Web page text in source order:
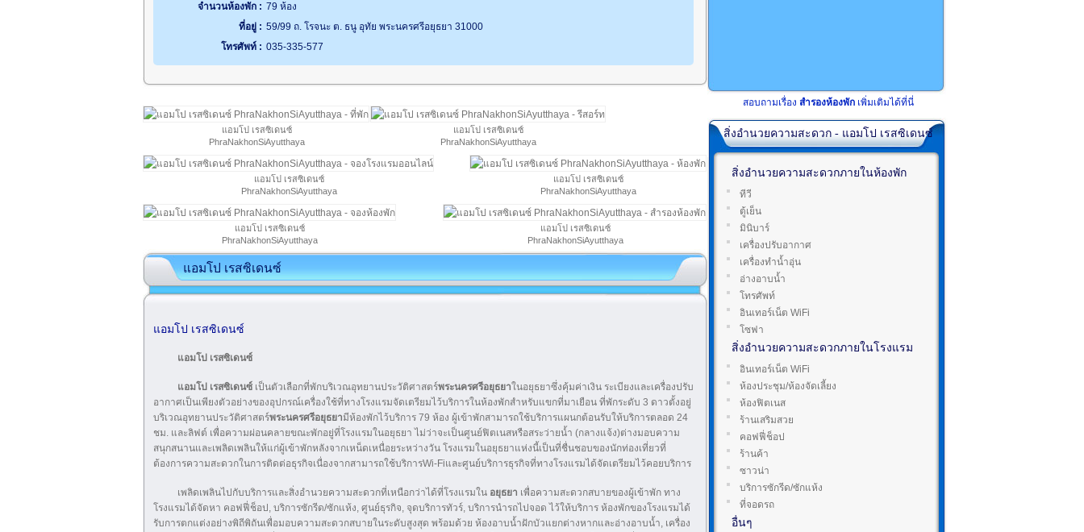
จำนวนห้องพัก : 79 ห้อง
ที่อยู่ : 59/99 ถ. โรจนะ ต. ธนู อุทัย พระนครศรีอยุธยา 31000
โทรศัพท์ : 035-335-577
แอมโป เรสซิเดนซ์
PhraNakhonSiAyutthaya
แอมโป เรสซิเดนซ์
PhraNakhonSiAyutthaya
แอมโป เรสซิเดนซ์
PhraNakhonSiAyutthaya
แอมโป เรสซิเดนซ์
PhraNakhonSiAyutthaya
แอมโป เรสซิเดนซ์
PhraNakhonSiAyutthaya
แอมโป เรสซิเดนซ์
PhraNakhonSiAyutthaya
แอมโป เรสซิเดนซ์
แอมโป เรสซิเดนซ์
แอมโป เรสซิเดนซ์
แอมโป เรสซิเดนซ์ เป็นตัวเลือกที่พักบริเวณอุทยานประวัติศาสตร์พระนครศรีอยุธยาในอยุธยาซึ่งคุ้มค่าเงิน ระเบียงและเครื่องปรับ
อากาศเป็นเพียงตัวอย่างของอุปกรณ์เครื่องใช้ที่ทางโรงแรมจัดเตรียมไว้บริการในห้องพักสำหรับแขกที่มาเยือน ที่พักระดับ 3 ดาวตั้งอยู่
บริเวณอุทยานประวัติศาสตร์พระนครศรีอยุธยามีห้องพักไว้บริการ 79 ห้อง ผู้เข้าพักสามารถใช้บริการแผนกต้อนรับให้บริการตลอด 24
ชม. และลิฟต์ เพื่อความผ่อนคลายขณะพักอยู่ที่โรงแรมในอยุธยา ไม่ว่าจะเป็นศูนย์ฟิตเนสหรือสระว่ายน้ำ (กลางแจ้ง)ต่างมอบความ
สนุกสนานและเพลิดเพลินให้แก่ผู้เข้าพักหลังจากเหน็ดเหนื่อยระหว่างวัน โรงแรมในอยุธยาแห่งนี้เป็นที่ชื่นชอบของนักท่องเที่ยวที่
ต้องการความสะดวกในการติดต่อธุรกิจเนื่องจากสามารถใช้บริการWi-Fiและศูนย์บริการธุรกิจที่ทางโรงแรมได้จัดเตรียมไว้คอยบริการ
เพลิดเพลินไปกับบริการและสิ่งอำนวยความสะดวกที่เหนือกว่าได้ที่โรงแรมใน อยุธยา เพื่อความสะดวกสบายของผู้เข้าพัก ทาง
โรงแรมได้จัดหา คอฟฟี่ช็อป, บริการซักรีด/ซักแห้ง, ศูนย์ธุรกิจ, จุดบริการทัวร์, บริการนำรถไปจอด ไว้ให้บริการ ห้องพักของโรงแรมได้
รับการตกแต่งอย่างพิถีพิถันเพื่อมอบความสะดวกสบายในระดับสูงสุด พร้อมด้วย ห้องอาบน้ำฝักบัวแยกต่างหากและอ่างอาบน้ำ, เครื่อง
สอบถามเรื่อง สำรองห้องพัก เพิ่มเติมได้ที่นี่
สิ่งอำนวยความสะดวก - แอมโป เรสซิเดนซ์
สิ่งอำนวยความสะดวกภายในห้องพัก
ทีวี
ตู้เย็น
มินิบาร์
เครื่องปรับอากาศ
เครื่องทำน้ำอุ่น
อ่างอาบน้ำ
โทรศัพท์
อินเทอร์เน็ต WiFi
โซฟา
สิ่งอำนวยความสะดวกภายในโรงแรม
อินเทอร์เน็ต WiFi
ห้องประชุม/ห้องจัดเลี้ยง
ห้องฟิตเนส
ร้านเสริมสวย
คอฟฟี่ช็อป
ร้านค้า
ซาวน่า
บริการซักรีด/ซักแห้ง
ที่จอดรถ
อื่นๆ